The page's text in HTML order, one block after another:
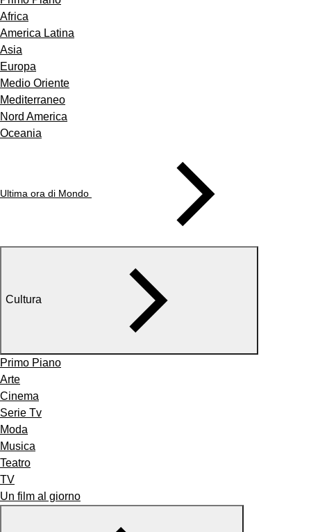
Africa
America Latina
Asia
Europa
Medio Oriente
Mediterraneo
Nord America
Oceania
Ultima ora di Mondo
Cultura
Primo Piano
Arte
Cinema
Serie Tv
Moda
Musica
Teatro
TV
Un film al giorno